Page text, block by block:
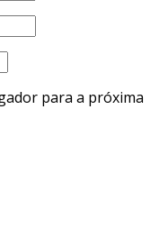
para a próxima